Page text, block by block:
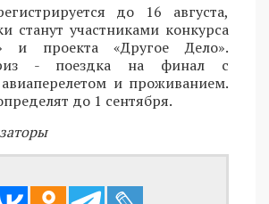
до 16 августа,
станут участниками конкурса
и проекта «Другое Дело».
- поездка на финал с
и проживанием.
до 1 сентября.